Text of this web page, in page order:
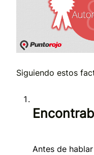
Siguiendo estos
Antes de